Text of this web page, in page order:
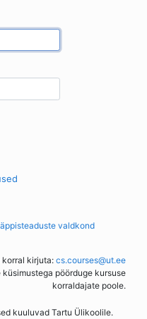
valdkond
korral kirjuta: cs.courses@ut.ee
pöörduge kursuse
korraldajate poole.
kuuluvad Tartu Ülikoolile.